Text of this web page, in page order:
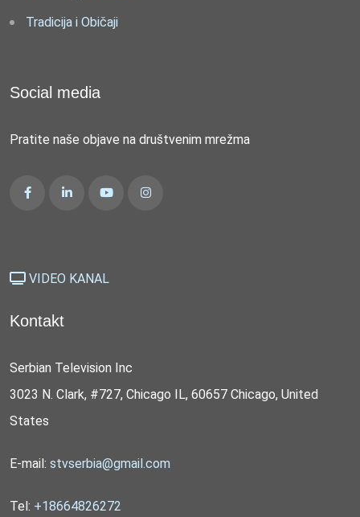
Tradicija i Običaji
Social media
Pratite naše objave na društvenim mrežma
VIDEO KANAL
Kontakt
Serbian Television Inc
3023 N. Clark, #727, Chicago IL, 60657 Chicago, United
States
E-mail: stvserbia@gmail.com
Tel: +18664826272